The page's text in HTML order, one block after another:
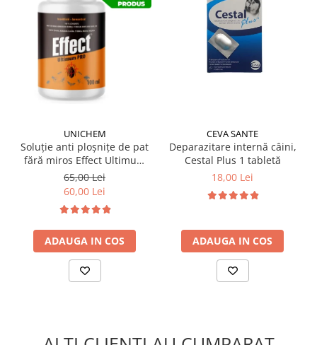
UNICHEM
Soluție anti ploșnițe de pat
fără miros Effect Ultimum
PRO 100 ml
65,00 Lei
60,00 Lei
ADAUGA IN COS
CEVA SANTE
Deparazitare internă câini,
Cestal Plus 1 tabletă
18,00 Lei
ADAUGA IN COS